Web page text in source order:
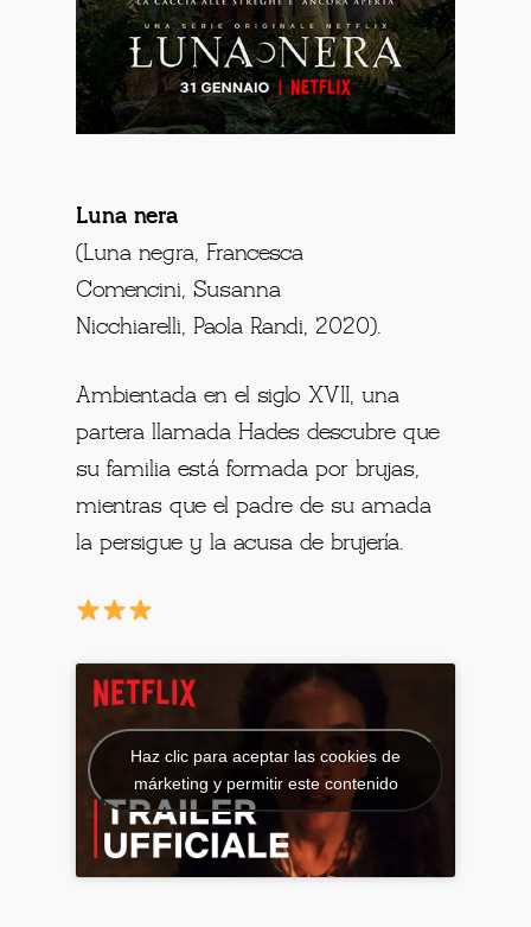
Luna nera
(Luna negra, Francesca
Comencini, Susanna
Nicchiarelli, Paola Randi, 2020).
Ambientada en el siglo XVII, una
partera llamada Hades descubre que
su familia está formada por brujas,
mientras que el padre de su amada
la persigue y la acusa de brujería.
Haz clic para aceptar las cookies de
márketing y permitir este contenido